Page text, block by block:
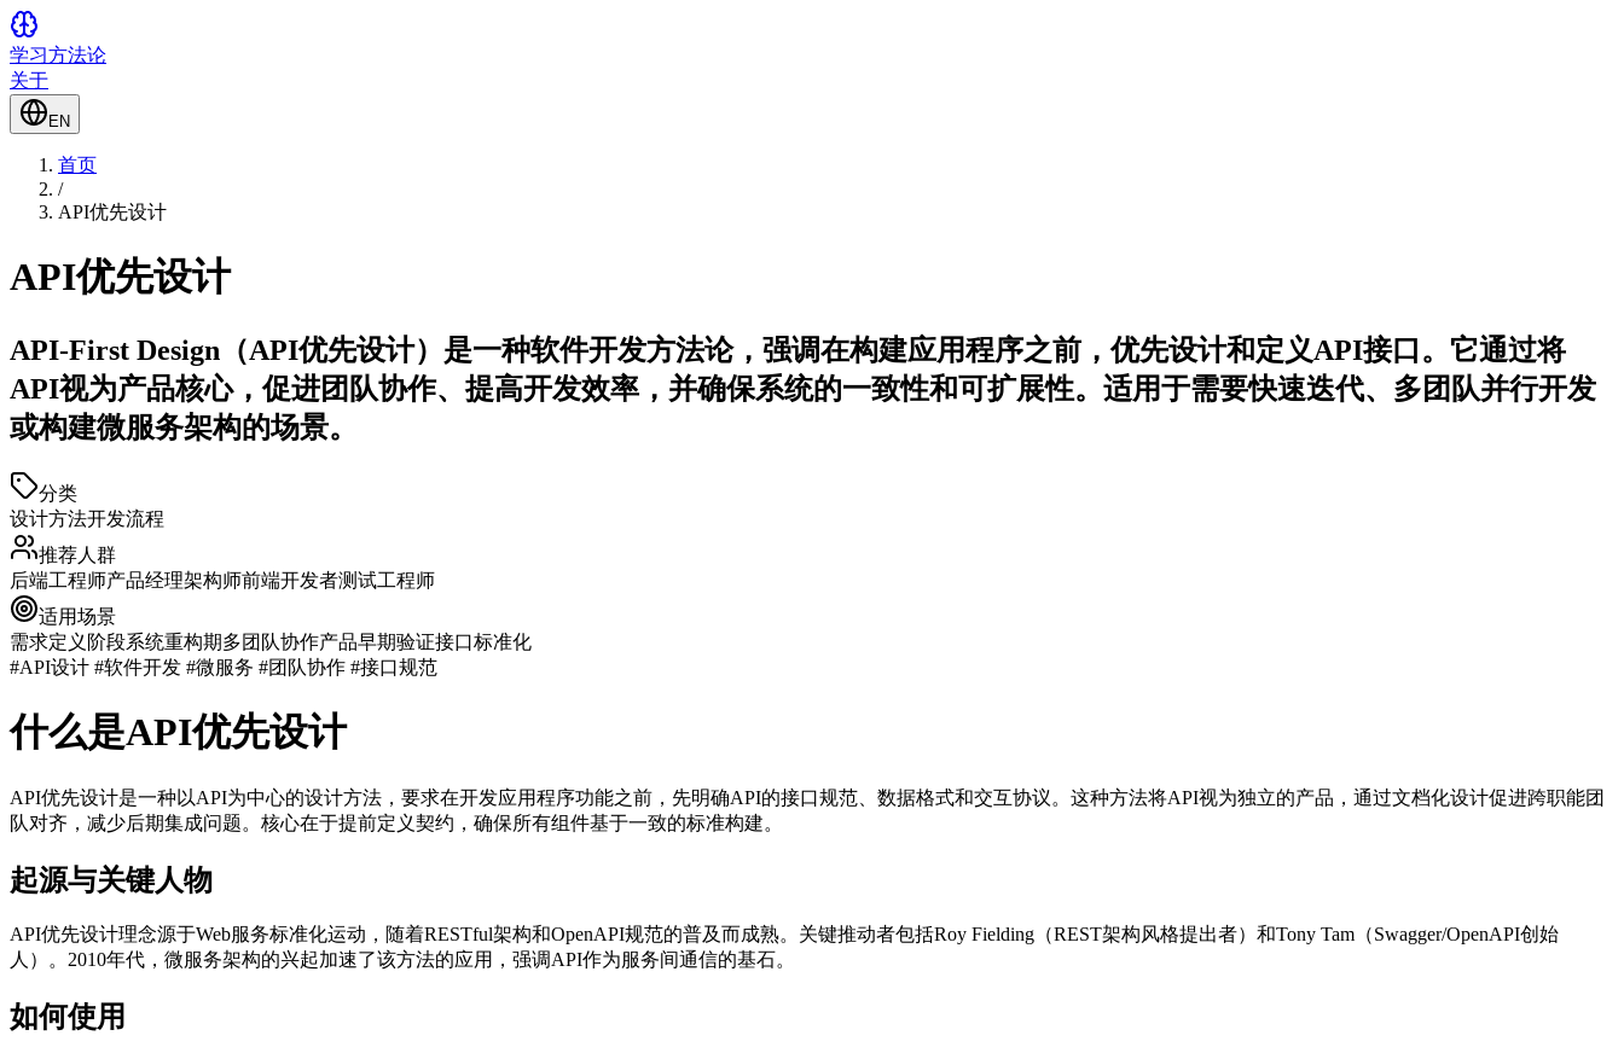
学习方法论
关于
EN
首页
/
API优先设计
API优先设计
API-First Design（API优先设计）是一种软件开发方法论，强调在构建应用程序之前，优先设计和定义API接口。它通过将
API视为产品核心，促进团队协作、提高开发效率，并确保系统的一致性和可扩展性。适用于需要快速迭代、多团队并行开发
或构建微服务架构的场景。
分类
设计方法开发流程
推荐人群
后端工程师产品经理架构师前端开发者测试工程师
适用场景
需求定义阶段系统重构期多团队协作产品早期验证接口标准化
#API设计 #软件开发 #微服务 #团队协作 #接口规范
什么是API优先设计
API优先设计是一种以API为中心的设计方法，要求在开发应用程序功能之前，先明确API的接口规范、数据格式和交互协议。这种方法将API视为独立的产品，通过文档化设计促进跨职能团
队对齐，减少后期集成问题。核心在于提前定义契约 ，确保所有组件基于一致的标准构建。
起源与关键人物
API优先设计理念源于Web服务标准化运动，随着RESTful架构和OpenAPI规范的普及而成熟。关键推动者包括Roy Fielding（REST架构风格提出者）和Tony Tam（Swagger/OpenAPI创始
人）。2010年代，微服务架构的兴起加速了该方法的应用，强调API作为服务间通信的基石。
如何使用